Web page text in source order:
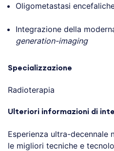
Oligometastasi
Integrazione della
generation-imaging
Specializzazione
Radioterapia
Ulteriori informazioni di
Esperienza ultra-decennale
le migliori tecniche e